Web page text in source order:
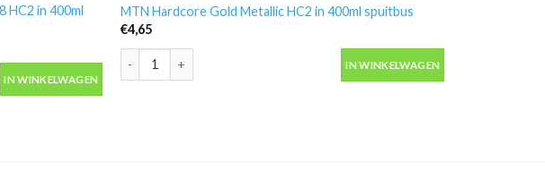
HC2 in 400ml
in 400ml spuitbus aantal
IN WINKELWAGEN
MTN Hardcore Gold Metallic HC2 in 400ml spuitbus
€4,65
MTN Hardcore Gold Metallic HC2 in 400ml spuitbus aantal
IN WINKELWAGEN